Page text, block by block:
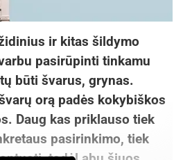
ir kitas šildymo
pasirūpinti tinkamu
būti švarus, grynas.
orą padės kokybiškos
Daug kas priklauso tiek
pasirinkimo, tiek